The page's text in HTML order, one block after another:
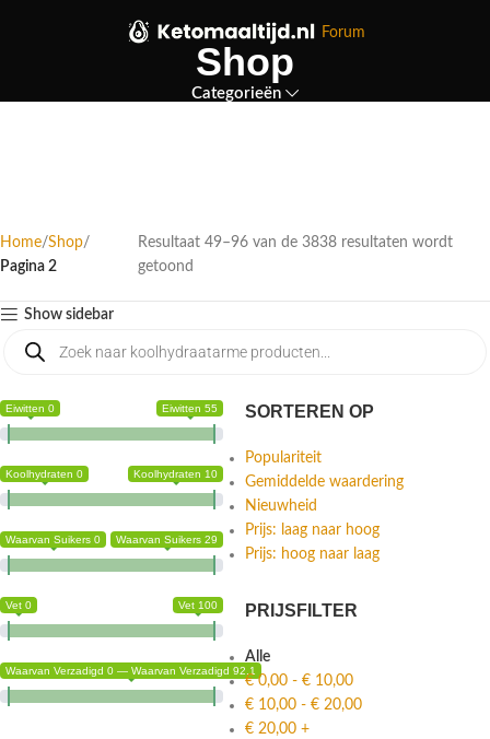
Forum
Shop
Categorieën
Home Shop
Pagina 2
Resultaat 49–96 van de 3838 resultaten wordt
getoond
Show sidebar
Eiwitten 0 Eiwitten 55
Koolhydraten 0 Koolhydraten 10
Waarvan Suikers 0 Waarvan Suikers 29
Vet 0 Vet 100
Waarvan Verzadigd 0 — Waarvan Verzadigd 92.1
SORTEREN OP
Populariteit
Gemiddelde waardering
Nieuwheid
Prijs: laag naar hoog
Prijs: hoog naar laag
PRIJSFILTER
Alle
€0,00 - € 10,00
€ 10,00 - € 20,00
€ 20,00 +